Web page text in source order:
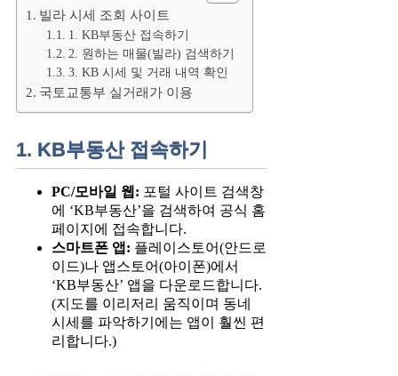
빌라 시세 조회 사이트
1. KB부동산 접속하기
2. 원하는 매물(빌라) 검색하기
3. KB 시세 및 거래 내역 확인
국토교통부 실거래가 이용
1. KB부동산 접속하기
PC/모바일 웹: 포털 사이트 검색창
에 ‘KB부동산’을 검색하여 공식 홈
페이지에 접속합니다.
스마트폰 앱: 플레이스토어(안드로
이드)나 앱스토어(아이폰)에서
‘KB부동산’ 앱을 다운로드합니다.
(지도를 이리저리 움직이며 동네
시세를 파악하기에는 앱이 훨씬 편
리합니다.)